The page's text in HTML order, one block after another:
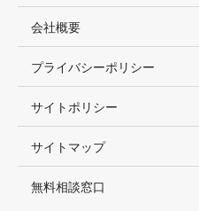
会社概要
プライバシーポリシー
サイトポリシー
サイトマップ
無料相談窓口